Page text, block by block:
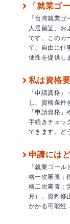
「就業ゴ
「台湾就業
人居留証、お
です。このカ
て、自由に仕
便性を提供し
私は資格
「申請資格
し、資格条件
「申請資格
手続きチェッ
できます。ど
申請には
「就業ゴー
格一次審査：
格二次審査：
月）。資料修
かかる可能性